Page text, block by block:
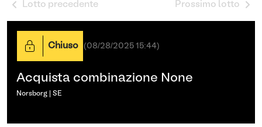
Lotto precedente Prossimo lotto
Chiuso (08/28/2025 15:44)
Acquista combinazione None
Norsborg | SE